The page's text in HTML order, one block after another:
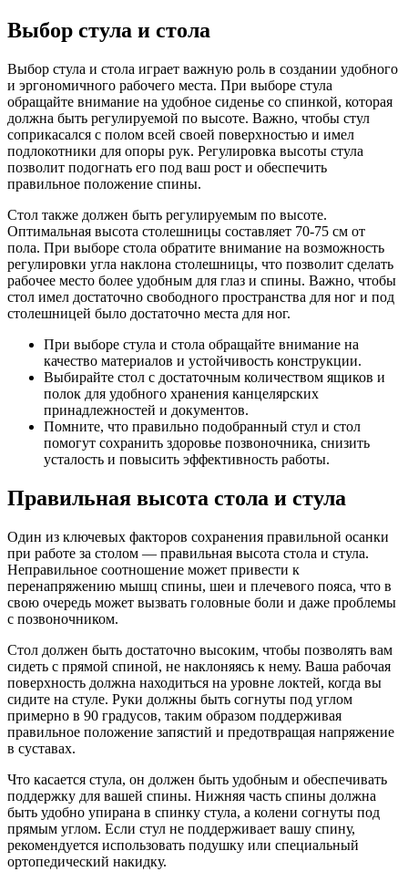
Выбор стула и стола
Выбор стула и стола играет важную роль в создании удобного
и эргономичного рабочего места. При выборе стула
обращайте внимание на удобное сиденье со спинкой, которая
должна быть регулируемой по высоте. Важно, чтобы стул
соприкасался с полом всей своей поверхностью и имел
подлокотники для опоры рук. Регулировка высоты стула
позволит подогнать его под ваш рост и обеспечить
правильное положение спины.
Стол также должен быть регулируемым по высоте.
Оптимальная высота столешницы составляет 70-75 см от
пола. При выборе стола обратите внимание на возможность
регулировки угла наклона столешницы, что позволит сделать
рабочее место более удобным для глаз и спины. Важно, чтобы
стол имел достаточно свободного пространства для ног и под
столешницей было достаточно места для ног.
При выборе стула и стола обращайте внимание на
качество материалов и устойчивость конструкции.
Выбирайте стол с достаточным количеством ящиков и
полок для удобного хранения канцелярских
принадлежностей и документов.
Помните, что правильно подобранный стул и стол
помогут сохранить здоровье позвоночника, снизить
усталость и повысить эффективность работы.
Правильная высота стола и стула
Один из ключевых факторов сохранения правильной осанки
при работе за столом — правильная высота стола и стула.
Неправильное соотношение может привести к
перенапряжению мышц спины, шеи и плечевого пояса, что в
свою очередь может вызвать головные боли и даже проблемы
с позвоночником.
Стол должен быть достаточно высоким, чтобы позволять вам
сидеть с прямой спиной, не наклоняясь к нему. Ваша рабочая
поверхность должна находиться на уровне локтей, когда вы
сидите на стуле. Руки должны быть согнуты под углом
примерно в 90 градусов, таким образом поддерживая
правильное положение запястий и предотвращая напряжение
в суставах.
Что касается стула, он должен быть удобным и обеспечивать
поддержку для вашей спины. Нижняя часть спины должна
быть удобно упирана в спинку стула, а колени согнуты под
прямым углом. Если стул не поддерживает вашу спину,
рекомендуется использовать подушку или специальный
ортопедический накидку.